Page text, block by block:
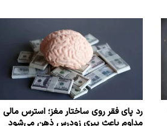
رد پای فقر روی ساختار مغز؛ استرس مالی